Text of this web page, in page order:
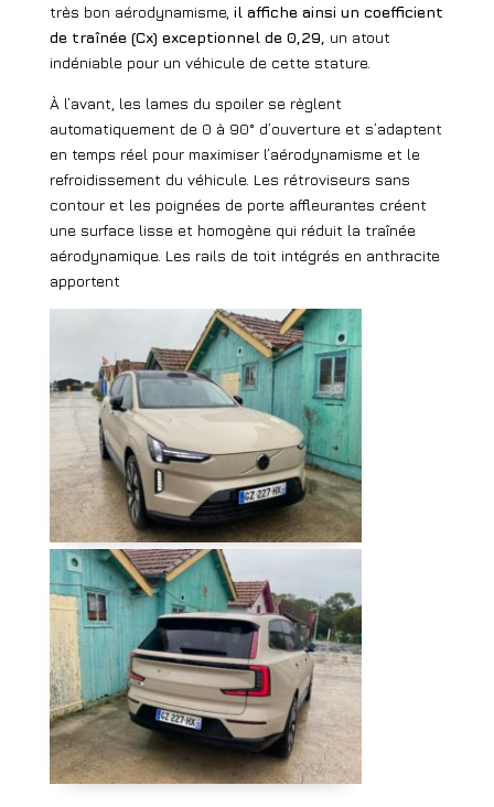
très bon aérodynamisme, il affiche ainsi un coefficient
de traînée (Cx) exceptionnel de 0,29, un atout
indéniable pour un véhicule de cette stature.
À l’avant, les lames du spoiler se règlent
automatiquement de 0 à 90° d’ouverture et s’adaptent
en temps réel pour maximiser l’aérodynamisme et le
refroidissement du véhicule. Les rétroviseurs sans
contour et les poignées de porte affleurantes créent
une surface lisse et homogène qui réduit la traînée
aérodynamique. Les rails de toit intégrés en anthracite
apportent